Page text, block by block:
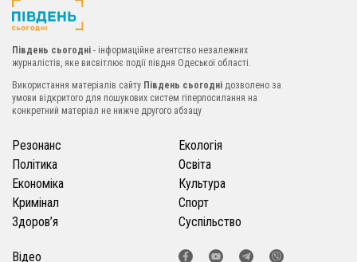
Південь сьогодні - інформаційне агентство незалежних
журналістів, яке висвітлює події півдня Одеської області.
Використання матеріалів сайту Південь сьогодні дозволено за
умови відкритого для пошукових систем гіперпосилання на
конкретний матеріал не нижче другого абзацу
Резонанс
Політика
Економіка
Кримінал
Здоров’я
Екологія
Освіта
Культура
Спорт
Суспільство
Відео